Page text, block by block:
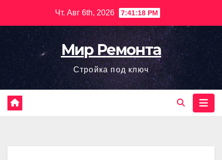
содержимому
Чт. Авг 6th, 2026 7:41:19 PM
Мир Ремонта
Стройка под ключ